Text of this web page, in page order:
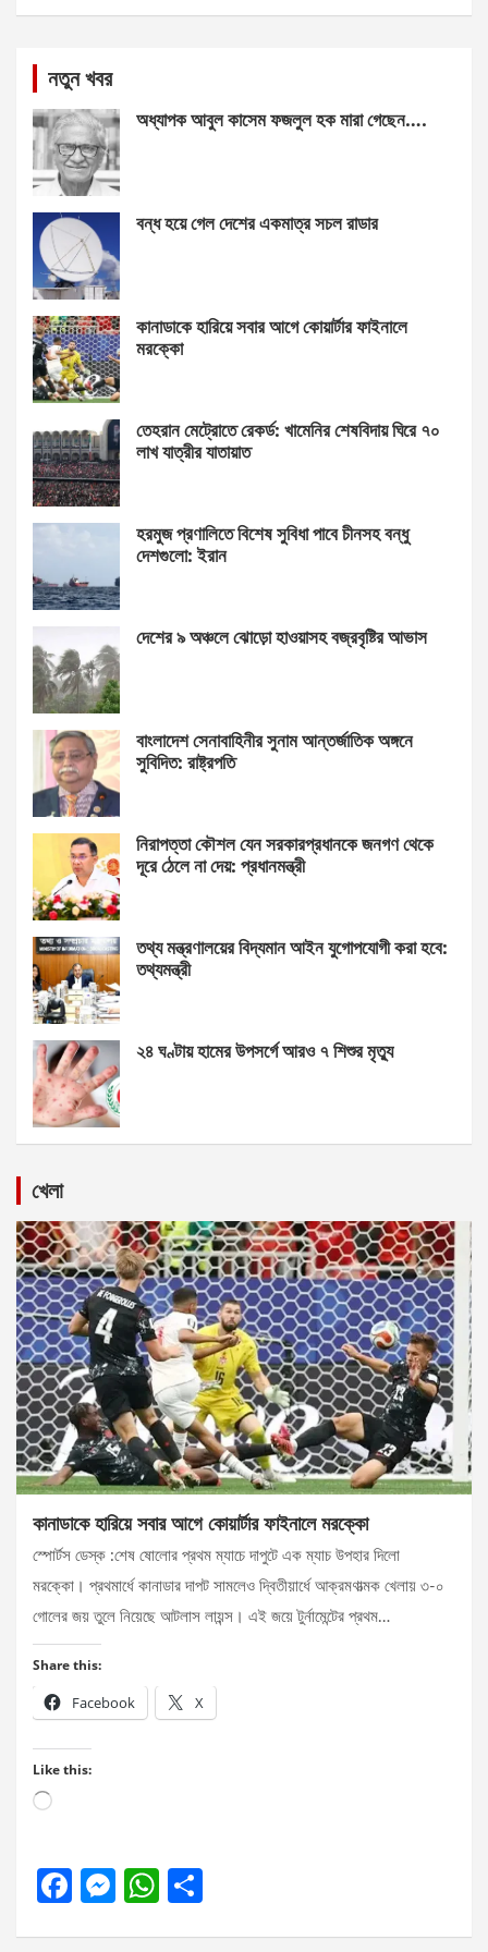
নতুন খবর
অধ্যাপক আবুল কাসেম ফজলুল হক মারা গেছেন….
বন্ধ হয়ে গেল দেশের একমাত্র সচল রাডার
কানাডাকে হারিয়ে সবার আগে কোয়ার্টার ফাইনালে
মরক্কো
তেহরান মেট্রোতে রেকর্ড: খামেনির শেষবিদায় ঘিরে ৭০
লাখ যাত্রীর যাতায়াত
হরমুজ প্রণালিতে বিশেষ সুবিধা পাবে চীনসহ বন্ধু
দেশগুলো: ইরান
দেশের ৯ অঞ্চলে ঝোড়ো হাওয়াসহ বজ্রবৃষ্টির আভাস
বাংলাদেশ সেনাবাহিনীর সুনাম আন্তর্জাতিক অঙ্গনে
সুবিদিত: রাষ্ট্রপতি
নিরাপত্তা কৌশল যেন সরকারপ্রধানকে জনগণ থেকে
দূরে ঠেলে না দেয়: প্রধানমন্ত্রী
তথ্য মন্ত্রণালয়ের বিদ্যমান আইন যুগোপযোগী করা হবে:
তথ্যমন্ত্রী
২৪ ঘণ্টায় হামের উপসর্গে আরও ৭ শিশুর মৃত্যু
খেলা
কানাডাকে হারিয়ে সবার আগে কোয়ার্টার ফাইনালে মরক্কো
স্পোর্টস ডেস্ক :শেষ ষোলোর প্রথম ম্যাচে দাপুটে এক ম্যাচ উপহার দিলো
মরক্কো। প্রথমার্ধে কানাডার দাপট সামলেও দ্বিতীয়ার্ধে আক্রমণাত্মক খেলায় ৩-০
গোলের জয় তুলে নিয়েছে আটলাস লায়ন্স। এই জয়ে টুর্নামেন্টের প্রথম…
Share this:
Facebook X
Like this:
Loading…
F
M W